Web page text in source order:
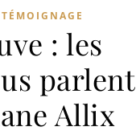
TÉMOIGNAGE
: les
parlent
Allix